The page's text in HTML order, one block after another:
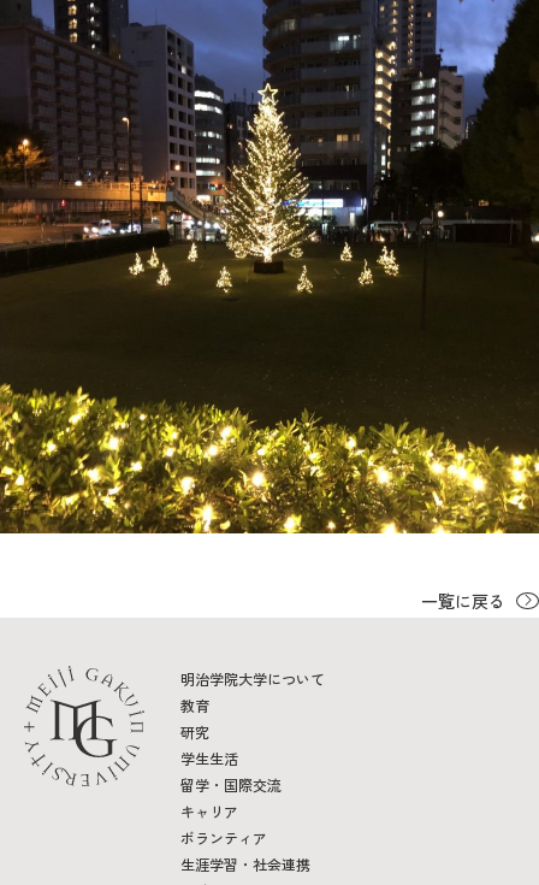
一覧に戻る
明治学院大学について
教育
研究
学生生活
留学・国際交流
キャリア
ボランティア
生涯学習・社会連携